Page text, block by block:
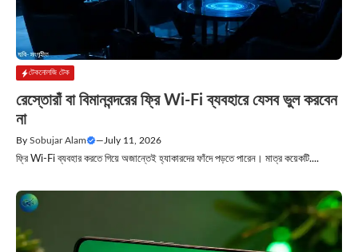
টেকনোলজি টেক
রেস্তোরাঁ বা বিমানবন্দরের ফ্রি Wi-Fi ব্যবহারে যেসব ভুল করবেন
না
By Sobujar Alam — July 11, 2026
ফ্রি Wi-Fi ব্যবহার করতে গিয়ে অজান্তেই হ্যাকারদের ফাঁদে পড়তে পারেন। মাত্র কয়েকটি....